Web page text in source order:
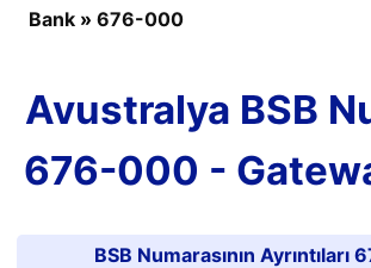
Bank » 676-000
Avustralya BSB
676-000 -
BSB Numarasının Ayrıntıları